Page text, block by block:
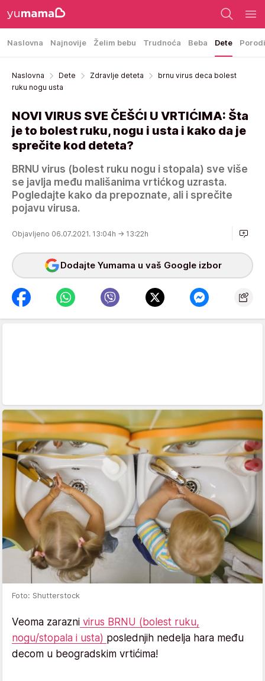
Naslovna Najnovije Želim bebu Trudnoća Beba Dete
Naslovna Dete Zdravlje deteta
brnu virus deca bolest
ruku nogu usta
NOVI VIRUS SVE ČEŠĆI U VRTIĆIMA: Šta
je to bolest ruku, nogu i usta i kako da je
sprečite kod deteta?
BRNU virus (bolest ruku nogu i stopala) sve više
se javlja među mališanima vrtićkog uzrasta.
Pogledajte kako da prepoznate, ali i sprečite
pojavu virusa.
Objavljeno 06.07.2021. 13:04h → 13:22h
Dodajte Yumama u vaš Google izbor
Foto: Shutterstock
Veoma zarazni virus BRNU (bolest ruku,
nogu/stopala i usta) poslednjih nedelja hara među
decom u beogradskim vrtićima!